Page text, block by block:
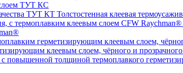
ТУТ КС
Толстостенная клеевая
клеевым слоем, чёрного и прозрачного